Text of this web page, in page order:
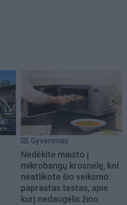
Gyvenimas
Nedėkite maisto į
mikrobangų krosnelę, kol
neatlikote šio veiksmo:
paprastas testas, apie
kurį nedaugelis žino